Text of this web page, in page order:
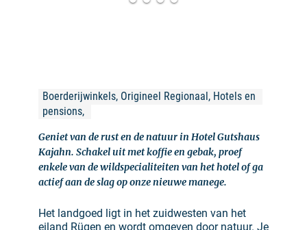
Boerderijwinkels, Origineel Regionaal, Hotels en
pensions,
Geniet van de rust en de natuur in Hotel Gutshaus
Kajahn. Schakel uit met koffie en gebak, proef
enkele van de wildspecialiteiten van het hotel of ga
actief aan de slag op onze nieuwe manege.
Het landgoed ligt in het zuidwesten van het
eiland Rügen en wordt omgeven door natuur. Je